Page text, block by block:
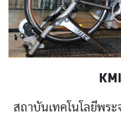
สถาบันเทคโนโลยีพระ